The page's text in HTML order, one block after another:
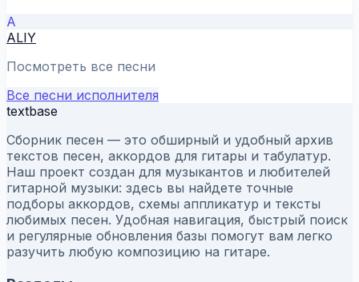
A
ALIY
Посмотреть все песни
Все песни исполнителя
textbase
Сборник песен — это обширный и удобный архив
текстов песен, аккордов для гитары и табулатур.
Наш проект создан для музыкантов и любителей
гитарной музыки: здесь вы найдете точные
подборы аккордов, схемы аппликатур и тексты
любимых песен. Удобная навигация, быстрый поиск
и регулярные обновления базы помогут вам легко
разучить любую композицию на гитаре.